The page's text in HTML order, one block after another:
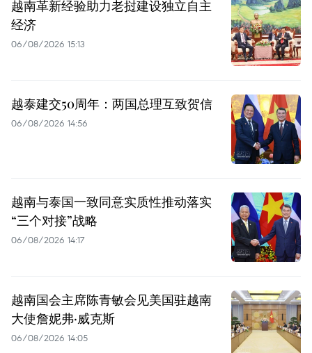
越南革新经验助力老挝建设独立自主
经济
06/08/2026 15:13
越泰建交50周年：两国总理互致贺信
06/08/2026 14:56
越南与泰国一致同意实质性推动落实
“三个对接”战略
06/08/2026 14:17
越南国会主席陈青敏会见美国驻越南
大使詹妮弗·威克斯
06/08/2026 14:05